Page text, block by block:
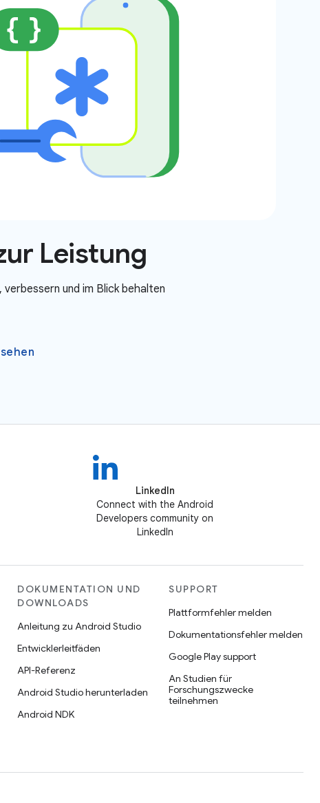
Leistung
und im Blick behalten
LinkedIn
Connect with the Android
Developers community on
LinkedIn
DOKUMENTATION UND
DOWNLOADS
Anleitung zu Android Studio
Entwicklerleitfäden
API-Referenz
Android Studio herunterladen
Android NDK
SUPPORT
Plattformfehler melden
Dokumentationsfehler melden
Google Play support
An Studien für
Forschungszwecke
teilnehmen